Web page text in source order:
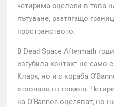
четирима оцелели в това
пътуване, разтягащо
пространството.
В Dead Space Aftermath
изгубила контакт не само
Кларк, но и с кораба
отзовава на помощ.
на O’Bannon оцеляват, но